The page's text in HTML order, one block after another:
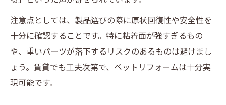
注意点としては、製品選びの際に原状回復性や安全性を
十分に確認することです。特に粘着面が強すぎるもの
や、重いパーツが落下するリスクのあるものは避けまし
ょう。賃貸でも工夫次第で、ペットリフォームは十分実
現可能です。